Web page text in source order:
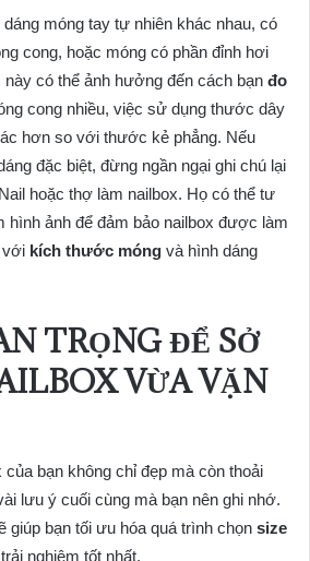
móng tay tự nhiên khác nhau, có
cong, hoặc móng có phần đỉnh hơi
có thể ảnh hưởng đến cách bạn đo
cong nhiều, việc sử dụng thước dây
hơn so với thước kẻ phẳng. Nếu
đặc biệt, đừng ngần ngại ghi chú lại
hoặc thợ làm nailbox. Họ có thể tư
hình ảnh để đảm bảo nailbox được làm
với kích thước móng và hình dáng
TRỌNG ĐỂ SỞ
VỪA VẶN
bạn không chỉ đẹp mà còn thoải
lưu ý cuối cùng mà bạn nên ghi nhớ.
giúp bạn tối ưu hóa quá trình chọn size
nghiệm tốt nhất.